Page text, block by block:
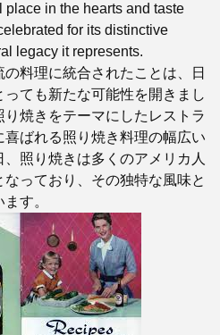
in the hearts and taste
for its distinctive
legacy it represents.
料理に統合されたことは、日
ても新たな可能性を開きまし
焼きをテーマにしたレストラ
ばれる照り焼き料理の幅広い
照り焼きは多くのアメリカ人
っており、その独特な風味と
す。